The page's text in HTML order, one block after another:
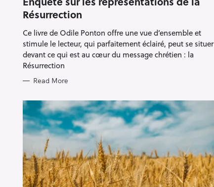
E
G
O
I
E
S
Résurrection
Ce livre de Odile Ponton offre une vue d’ensemble et
stimule le lecteur, qui parfaitement éclairé, peut se situer
devant ce qui est au cœur du message chrétien : la
Résurrection
Read More